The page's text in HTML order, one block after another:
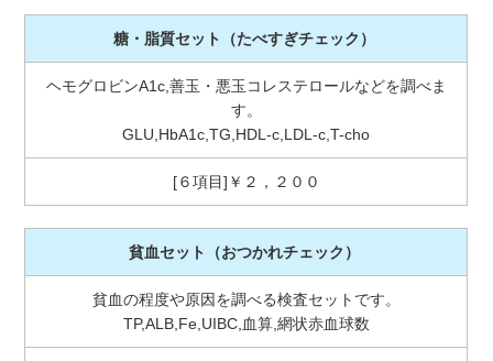
糖・脂質セット （たべすぎチェック）
ヘモグロビンA1c,善玉・悪玉コレステロールなどを調べま
す。
GLU,HbA1c,TG,HDL-c,LDL-c,T-cho
[６項目]￥２，２００
貧血セット （おつかれチェック）
貧血の程度や原因を調べる検査セットです。
TP,ALB,Fe,UIBC,血算,網状赤血球数